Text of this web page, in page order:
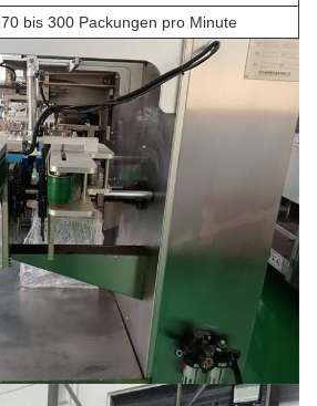
70 bis 300 Packungen pro Minute